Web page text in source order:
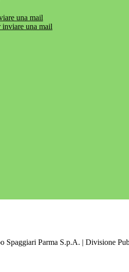
una mail
una mail
Spaggiari Parma S.p.A. | Divisione